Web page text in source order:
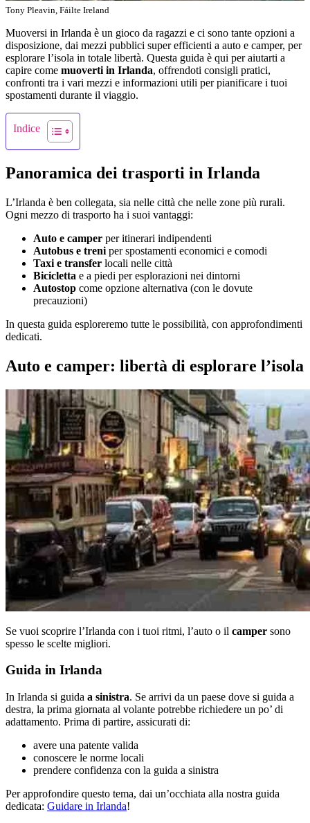
Tony Pleavin, Fáilte Ireland
Muoversi in Irlanda è un gioco da ragazzi e ci sono tante opzioni a
disposizione, dai mezzi pubblici super efficienti a auto e camper, per
esplorare l’isola in totale libertà. Questa guida è qui per aiutarti a
capire come muoverti in Irlanda, offrendoti consigli pratici,
confronti tra i vari mezzi e informazioni utili per pianificare i tuoi
spostamenti durante il viaggio.
Indice
Panoramica dei trasporti in Irlanda
L’Irlanda è ben collegata, sia nelle città che nelle zone più rurali.
Ogni mezzo di trasporto ha i suoi vantaggi:
Auto e camper per itinerari indipendenti
Autobus e treni per spostamenti economici e comodi
Taxi e transfer locali nelle città
Bicicletta e a piedi per esplorazioni nei dintorni
Autostop come opzione alternativa (con le dovute
precauzioni)
In questa guida esploreremo tutte le possibilità, con approfondimenti
dedicati.
Auto e camper: libertà di esplorare l’isola
Se vuoi scoprire l’Irlanda con i tuoi ritmi, l’auto o il camper sono
spesso le scelte migliori.
Guida in Irlanda
In Irlanda si guida a sinistra. Se arrivi da un paese dove si guida a
destra, la prima giornata al volante potrebbe richiedere un po’ di
adattamento. Prima di partire, assicurati di:
avere una patente valida
conoscere le norme locali
prendere confidenza con la guida a sinistra
Per approfondire questo tema, dai un’occhiata alla nostra guida
dedicata: Guidare in Irlanda!